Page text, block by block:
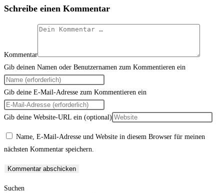
Schreibe einen Kommentar
Kommentar
Gib deinen Namen oder Benutzernamen zum Kommentieren ein
Gib deine E-Mail-Adresse zum Kommentieren ein
Gib deine Website-URL ein (optional)
Name, E-Mail-Adresse und Website in diesem Browser für meinen
nächsten Kommentar speichern.
Suchen